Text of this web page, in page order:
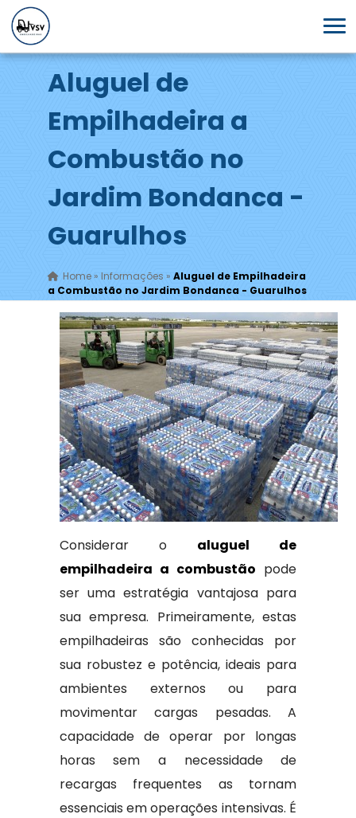
Aluguel de
Empilhadeira a
Combustão no
Jardim Bondanca -
Guarulhos
Home» Informações » Aluguel de Empilhadeira
a Combustão no Jardim Bondanca - Guarulhos
Considerar o aluguel de
empilhadeira a combustão pode
ser uma estratégia vantajosa para
sua empresa. Primeiramente, estas
empilhadeiras são conhecidas por
sua robustez e potência, ideais para
ambientes externos ou para
movimentar cargas pesadas. A
capacidade de operar por longas
horas sem a necessidade de
recargas frequentes as tornam
essenciais em operações intensivas. É